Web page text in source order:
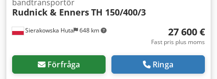
Sierakowska Huta 648 km
bandtransportör
Rudnick & EnnersTH 150/400/3
27 600 €
Fast pris plus moms
Förfråga Ringa